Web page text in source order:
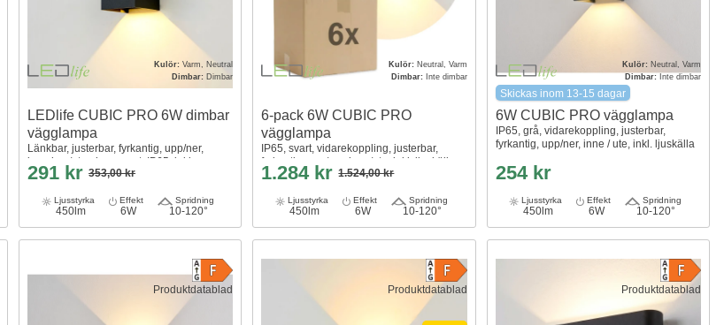
Kulör:Varm, Neutral
Dimbar:Dimbar
LEDlife CUBIC PRO 6W dimbar
vägglampa
Länkbar, justerbar, fyrkantig, upp/ner,
inomhus/utomhus, svart, IP65, inkl.
ljuskälla
291 kr353,00 kr
Ljusstyrka
450lm
Effekt
6W
Spridning
10-120°
Kulör: Neutral, Varm
Dimbar: Inte dimbar
6-pack 6W CUBIC PRO
vägglampa
IP65, svart, vidarekoppling, justerbar,
fyrkantig, upp/ner, inne/ute, inkl. ljuskälla
1.284 kr1.524,00 kr
Ljusstyrka
450lm
Effekt
6W
Spridning
10-120°
Kulör: Neutral, Varm
Dimbar:Inte dimbar
Skickas inom 13-15 dagar
6W CUBIC PRO vägglampa
IP65, grå, vidarekoppling, justerbar,
fyrkantig, upp/ner, inne / ute, inkl. ljuskälla
254 kr
Ljusstyrka
450lm
Effekt
6W
Spridning
10-120°
Produktdatablad Produktdatablad Produktdatablad